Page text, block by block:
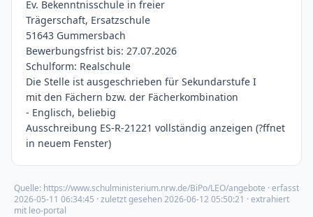
Ev. Bekenntnisschule in freier
Trägerschaft, Ersatzschule
51643 Gummersbach
Bewerbungsfrist bis: 27.07.2026
Schulform: Realschule
Die Stelle ist ausgeschrieben für Sekundarstufe I
mit den Fächern bzw. der Fächerkombination
- Englisch, beliebig
Ausschreibung ES-R-21221 vollständig anzeigen (?ffnet
in neuem Fenster)
Quelle: https://www.schulministerium.nrw.de/BiPo/LEO/angebote · erfasst
2026-05-11 06:34:45 · zuletzt gesehen2026-06-12 05:50:21 · extrahiert
mit leo-portal